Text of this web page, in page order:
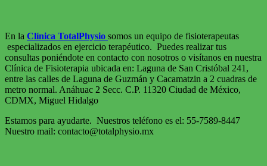
En la Clínica TotalPhysio somos un equipo de fisioterapeutas
especializados en ejercicio terapéutico. Puedes realizar tus
consultas poniéndote en contacto con nosotros o visítanos en nuestra
Clínica de Fisioterapia ubicada en: Laguna de San Cristóbal 241,
entre las calles de Laguna de Guzmán y Cacamatzin a 2 cuadras de
metro normal. Anáhuac 2 Secc. C.P. 11320 Ciudad de México,
CDMX, Miguel Hidalgo
Estamos para ayudarte. Nuestros teléfono es el: 55-7589-8447
Nuestro mail: contacto@totalphysio.mx